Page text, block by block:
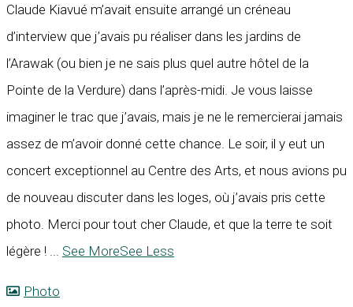
Claude Kiavué m’avait ensuite arrangé un créneau
d’interview que j’avais pu réaliser dans les jardins de
l’Arawak (ou bien je ne sais plus quel autre hôtel de la
Pointe de la Verdure) dans l’après-midi. Je vous laisse
imaginer le trac que j’avais, mais je ne le remercierai jamais
assez de m’avoir donné cette chance. Le soir, il y eut un
concert exceptionnel au Centre des Arts, et nous avions pu
de nouveau discuter dans les loges, où j’avais pris cette
photo. Merci pour tout cher Claude, et que la terre te soit
légère !
See MoreSee Less
Photo